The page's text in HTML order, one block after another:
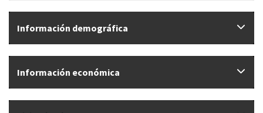
Información demográfica
Información económica